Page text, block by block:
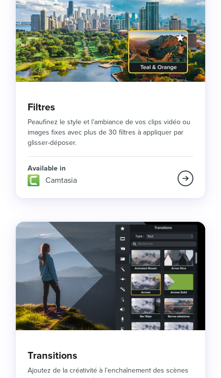
Filtres
Peaufinez le style et l’ambiance de vos clips vidéo ou
images fixes avec plus de 30 filtres à appliquer par
glisser-déposer.
Available in
Camtasia
Transitions
Ajoutez de la créativité à l’enchaînement des scènes